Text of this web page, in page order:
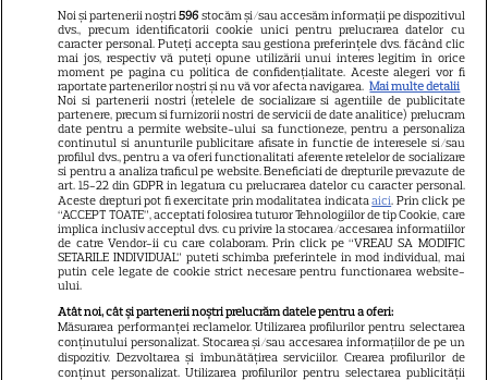
29
VEDETE ROMÂNEŞTI
Cine este Cosmin Curticăpean,
soțul Laurei Cosoi. Afaceri,
vârstă și povestea de iubire
care durează de peste 10 ani
7
VEDETE STRĂINE
O mai ții minte pe mama lui
Stifler din „American Pie”?
Jennifer Coolidge, la 64 de ani,
dezvăluie greșeala pe care o
regretă și astăzi
Noi și partenerii noștri596 stocăm și/sau accesăm informații pe dispozitivul
dvs., precum identificatorii cookie unici pentru prelucrarea datelor cu
caracter personal. Puteți accepta sau gestiona preferințele dvs. făcând clic
mai jos, respectiv vă puteți opune utilizării unui interes legitim în orice
moment pe pagina cu politica de confidențialitate. Aceste alegeri vor fi
raportate partenerilor noștri și nu vă vor afecta navigarea. Mai multe detalii
Noi si partenerii nostri (retelele de socializare si agentiile de publicitate
partenere, precum si furnizorii nostri de servicii de date analitice) prelucram
date pentru a permite website-ului sa functioneze, pentru a personaliza
continutul si anunturile publicitare afisate in functie de interesele si/sau
profilul dvs., pentru a va oferi functionalitati aferente retelelor de socializare
si pentru a analiza traficul pe website. Beneficiati de drepturile prevazute de
art. 15-22 din GDPR in legatura cu prelucrarea datelor cu caracter personal.
Aceste drepturi pot fi exercitate prin modalitatea indicataaici. Prin click pe
“ACCEPT TOATE”, acceptati folosirea tuturor Tehnologiilor de tip Cookie, care
implica inclusiv acceptul dvs. cu privire la stocarea/accesarea informatiilor
de catre Vendor-ii cu care colaboram. Prin click pe “VREAU SA MODIFIC
SETARILE INDIVIDUAL” puteti schimba preferintele in mod individual, mai
putin cele legate de cookie strict necesare pentru functionarea website-
ului.
Atât noi, cât și partenerii noștri prelucrăm datele pentru a oferi:
Măsurarea performanței reclamelor. Utilizarea profilurilor pentru selectarea
conținutului personalizat. Stocarea și/sau accesarea informațiilor de pe un
dispozitiv. Dezvoltarea și îmbunătățirea serviciilor. Crearea profilurilor de
conținut personalizat. Utilizarea profilurilor pentru selectarea publicității